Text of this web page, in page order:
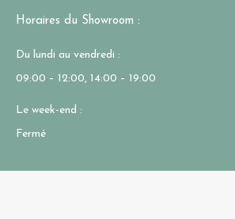
Facebook
s'ouvre
nouvelle
fenêtre
LinkedIn
s'ouvre
nouvelle
Instagram
s'ouvre
nouvelle
Horaires du Showroom :
Du lundi au vendredi :
09:00 – 12:00, 14:00 – 19:00
Le week-end :
Fermé